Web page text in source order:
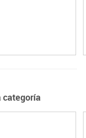
categoría